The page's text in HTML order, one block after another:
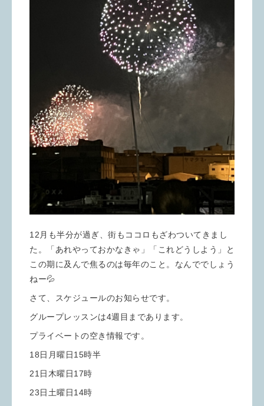
12月も半分が過ぎ、街もココロもざわついてきまし
た。「あれやっておかなきゃ」「これどうしよう」と
この期に及んで焦るのは毎年のこと。なんででしょう
ねー💦
さて、スケジュールのお知らせです。
グループレッスンは4週目まであります。
プライベートの空き情報です。
18日月曜日15時半
21日木曜日17時
23日土曜日14時